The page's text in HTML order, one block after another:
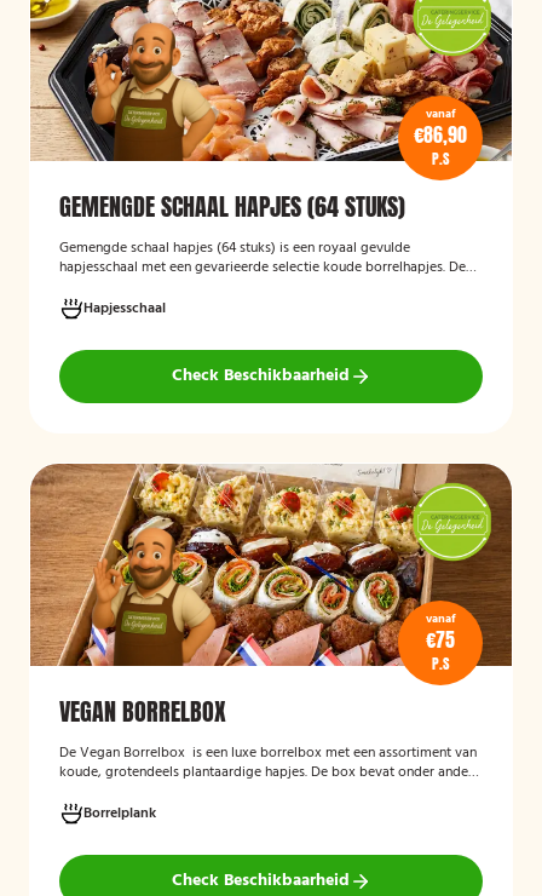
vanaf
€86,90
P.S
GEMENGDE SCHAAL HAPJES (64 STUKS)
Gemengde schaal hapjes (64 stuks) is een royaal gevulde
hapjesschaal met een gevarieerde selectie koude borrelhapjes. De
recepties, bedrijfsborrels en andere feestelijke gelegenheden. Met
64 hapjes is deze schaal geschikt om een grotere groep gasten te
voorzien van smakelijke en gevarieerde snacks.
Hapjesschaal
Check Beschikbaarheid
vanaf
€75
P.S
VEGAN BORRELBOX
DeVegan Borrelbox is een luxe borrelbox met een assortiment van
koude, grotendeels plantaardige hapjes. De box bevat onder andere
groenten, crostini’s en andere smaakvolle borrelhapjes die direct
serveerklaar zijn voor een feest, borrel of bijeenkomst.
Borrelplank
Check Beschikbaarheid